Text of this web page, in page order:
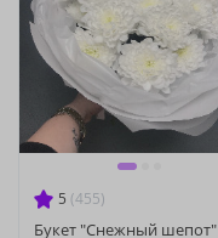
5 (455)
Букет "Снежный шепот"